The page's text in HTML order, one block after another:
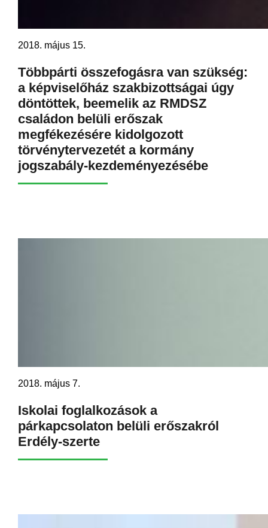
2018. május 15.
Többpárti összefogásra van szükség:
a képviselőház szakbizottságai úgy
döntöttek, beemelik az RMDSZ
családon belüli erőszak
megfékezésére kidolgozott
törvénytervezetét a kormány
jogszabály-kezdeményezésébe
2018. május 7.
Iskolai foglalkozások a
párkapcsolaton belüli erőszakról
Erdély-szerte